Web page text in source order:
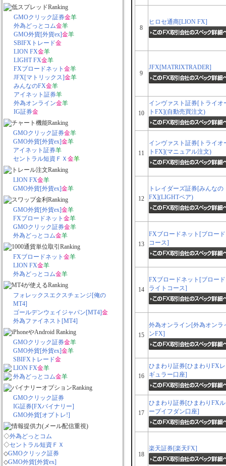
GMOクリック証券金羊
外為どっとコム金羊
GMO外貨[外貨ex]金羊
SBIFXトレード金
LION FX金羊
LIGHT FX金羊
FXブロードネット 金羊
JFX[マトリックス]金羊
みんなのFX金羊
アイネット証券羊
外為オンライン金羊
IG証券金
GMOクリック証券金羊
GMO外貨[外貨ex]金羊
アイネット証券羊
セントラル短資ＦＸ 金羊
LION FX金羊
GMO外貨[外貨ex]金羊
GMO外貨[外貨ex]金羊
FXブロードネット 金羊
GMOクリック証券金羊
外為どっとコム金羊
FXブロードネット 金羊
LION FX金羊
外為どっとコム金羊
フォレックスエクスチェンジ[俺の
MT4]
ゴールデンウェイジャパン[MT4]金
外為ファイネスト[MT4]
GMOクリック証券金羊
GMO外貨[外貨ex]金羊
SBIFXトレード金
LION FX金羊
外為どっとコム金羊
GMOクリック証券
IG証券[FXバイナリー]
GMO外貨[オプトレ!]
◇外為どっとコム
◇セントラル短資ＦＸ
◇GMOクリック証券
◇GMO外貨[外貨ex]
8
ヒロセ通商[LION FX]
9
JFX[MATRIXTRADER]
10
インヴァスト証券[トライオ
トFX](自動売買注文)
11
インヴァスト証券[トライオ
トFX](マニュアル注文)
12
トレイダーズ証券[みんなの
FX](LIGHTペア)
13
FXブロードネット[ブロード
コース]
14
FXブロードネット[ブロード
ライトコース]
15
外為オンライン[外為オンラ
ンFX]
16
ひまわり証券[ひまわりFXレ
ギュラー口座]
17
ひまわり証券[ひまわりFXル
ープイフダン口座]
18
楽天証券[楽天FX]